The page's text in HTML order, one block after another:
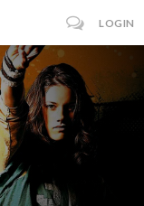
LOGIN